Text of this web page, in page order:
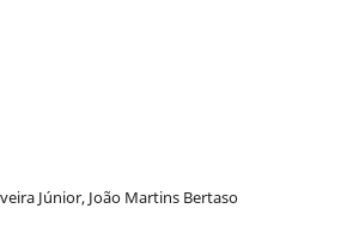
Júnior, João Martins Bertaso